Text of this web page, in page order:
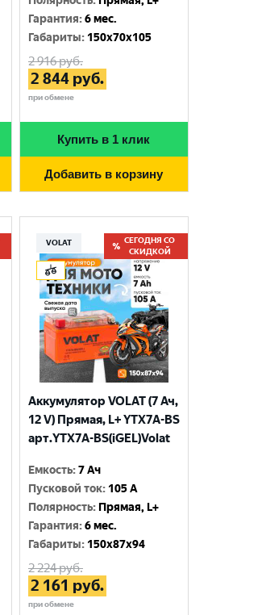
Гарантия:6 мес.
Габариты: 150x70x105
2 916руб.
2 844руб.
при обмене
Купить в 1 клик
Добавить в корзину
VOLAT
СЕГОДНЯ СО
СКИДКОЙ
Аккумулятор VOLAT (7 Ач,
12 V) Прямая, L+ YTX7A-BS
арт.YTX7A-BS(iGEL)Volat
Емкость:7 Ач
Пусковой ток: 105 A
Полярность: Прямая, L+
Гарантия:6 мес.
Габариты: 150x87x94
2 224руб.
2 161 руб.
при обмене